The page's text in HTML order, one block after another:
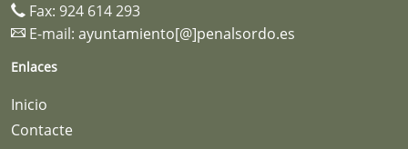
Fax: 924 614 293
E-mail: ayuntamiento[@]penalsordo.es
Enlaces
Inicio
Contacte